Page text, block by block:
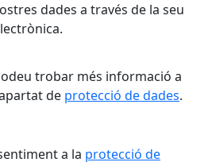
dades a través de la seu
trobar més informació a
de protecció de dades.
a la protecció de